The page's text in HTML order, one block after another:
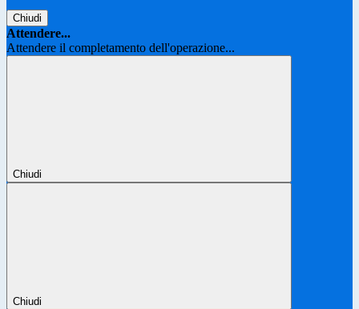
Chiudi
Attendere...
Attendere il completamento dell'operazione...
Chiudi
Chiudi